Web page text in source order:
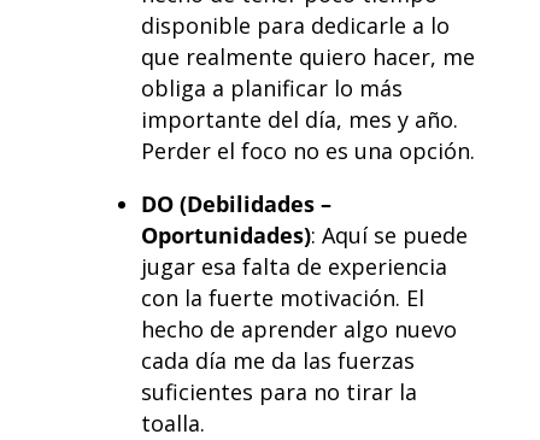
disponible para dedicarle a lo
que realmente quiero hacer, me
obliga a planificar lo más
importante del día, mes y año.
Perder el foco no es una opción.
DO (Debilidades –
Oportunidades): Aquí se puede
jugar esa falta de experiencia
con la fuerte motivación. El
hecho de aprender algo nuevo
cada día me da las fuerzas
suficientes para no tirar la
toalla.